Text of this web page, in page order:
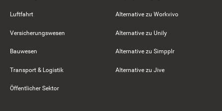
Luftfahrt
Versicherungswesen
Bauwesen
Transport & Logistik
Öffentlicher Sektor
Alternative zu Workvivo
Alternative zu Unily
Alternative zu Simpplr
Alternative zu Jive